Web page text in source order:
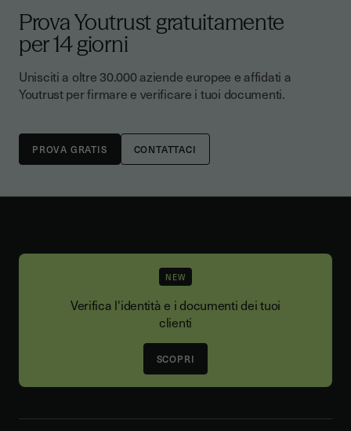
Prova Youtrust gratuitamente
per 14 giorni
Unisciti a oltre 30.000 aziende europee e affidati a
Youtrust per firmare e verificare i tuoi documenti.
CONTATTACI
NEW
Verifica l'identità e i documenti dei tuoi
clienti
SCOPRI